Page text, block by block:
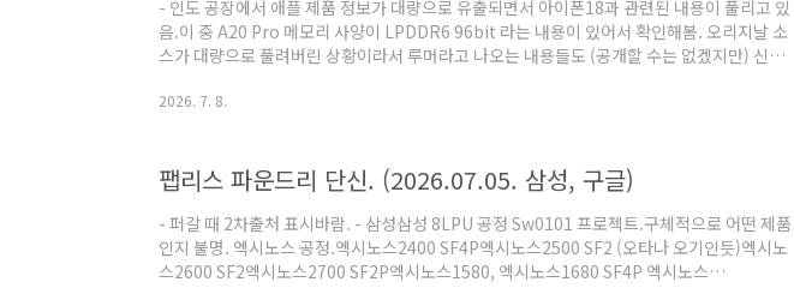
- 인도 공장에서 애플 제품 정보가 대량으로 유출되면서 아이폰18과 관련된 내용이 풀리고 있
음.이 중 A20 Pro 메모리 사양이 LPDDR6 96bit 라는 내용이 있어서 확인해봄. 오리지날 소
스가 대량으로 풀려버린 상황이라서 루머라고 나오는 내용들도 (공개할 수는 없겠지만) 신뢰
보고 우호적인 방향으로 해석할 수 밖에 없는 상황임. - 유출 자료
Sheet)(https://www..
2026. 7. 8.
팹리스 파운드리 단신. (2026.07.05. 삼성, 구글)
- 퍼갈 때 2차출처 표시바람. - 삼성삼성 8LPU 공정 Sw0101 프로젝트.구체적으로 어떤 제품
인지 불명. 엑시노스 공정.엑시노스2400 SF4P엑시노스2500 SF2 (오타나 오기인듯)엑시노
스2600 SF2엑시노스2700 SF2P엑시노스1580, 엑시노스1680 SF4P 엑시노스